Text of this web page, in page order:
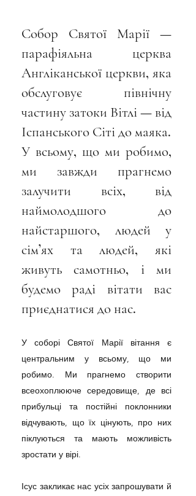
Собор Святої Марії —
парафіяльна церква
Англіканської церкви, яка
обслуговує північну
частину затоки Вітлі — від
Іспанського Сіті до маяка.
У всьому, що ми робимо,
ми завжди прагнемо
залучити всіх, від
наймолодшого до
найстаршого, людей у
сім’ях та людей, які
живуть самотньо, і ми
будемо раді вітати вас
приєднатися до нас.
У соборі Святої Марії вітання є
центральним у всьому, що ми
робимо. Ми прагнемо створити
всеохоплююче середовище, де всі
прибульці та постійні поклонники
відчувають, що їх цінують, про них
піклуються та мають можливість
зростати у вірі.
Ісус закликає нас усіх запрошувати й